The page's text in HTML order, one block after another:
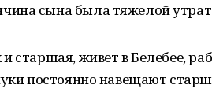
сына была тяжелой
живет в Белебее,
постоянно навещают